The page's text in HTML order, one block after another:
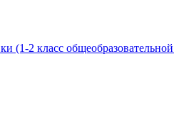
(1-2 класс